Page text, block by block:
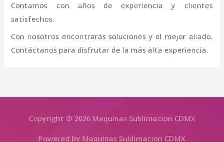
Contamos con años de experiencia y clientes
satisfechos.
Con nosotros encontrarás soluciones y el mejor aliado.
Contáctanos para disfrutar de la más alta experiencia.
Copyright © 2026 Maquinas Sublimacion CDMX
Powered by Maquinas Sublimacion CDMX